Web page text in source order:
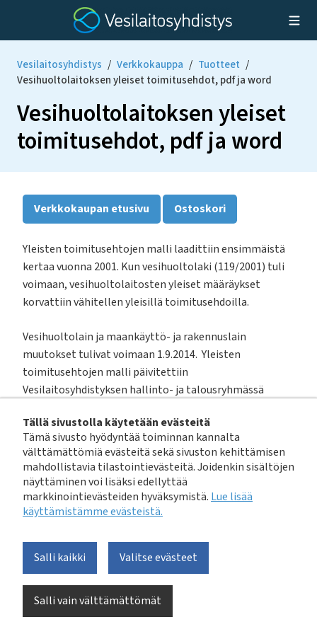
Tällä sivustolla käytetään evästeitä
Tämä sivusto hyödyntää toiminnan kannalta
välttämättömiä evästeitä sekä sivuston kehittämisen
mahdollistavia tilastointievästeitä. Joidenkin sisältöjen
näyttäminen voi lisäksi edellyttää
markkinointievästeiden hyväksymistä. Lue lisää
käyttämistämme evästeistä.​​​​​​
Salli kaikki
Salli vain välttämättömät
Valitse evästeet
Vesilaitosyhdistys / Verkkokauppa / Tuotteet /
Vesihuoltolaitoksen yleiset toimitusehdot, pdf ja word
Vesihuoltolaitoksen yleiset
toimitusehdot, pdf ja word
Verkkokaupan etusivu Ostoskori
Yleisten toimitusehtojen malli laadittiin ensimmäistä
kertaa vuonna 2001. Kun vesihuoltolaki (119/2001) tuli
voimaan, vesihuoltolaitosten yleiset määräykset
korvattiin vähitellen yleisillä toimitusehdoilla.
Vesihuoltolain ja maankäyttö- ja rakennuslain
muutokset tulivat voimaan 1.9.2014. Yleisten
toimitusehtojen malli päivitettiin
Vesilaitosyhdistyksen hallinto- ja talousryhmässä
Samassa yhteydessä päivitettiin liittymis- ja
käyttösopimuksen sopimusehtojen malli, joka
julkaistaan erikseen. Edellä mainittuihin suosituksiin
tehtiin samalla muitakin tarpeelliseksi katsottuja
tarkistuksia.
Vesilaitosyhdistyksen hallitus hyväksyi päivitetyt
suositukset vuonna 2015.
Nämä yleiset toimitusehdot ovat malli, eivät sitova